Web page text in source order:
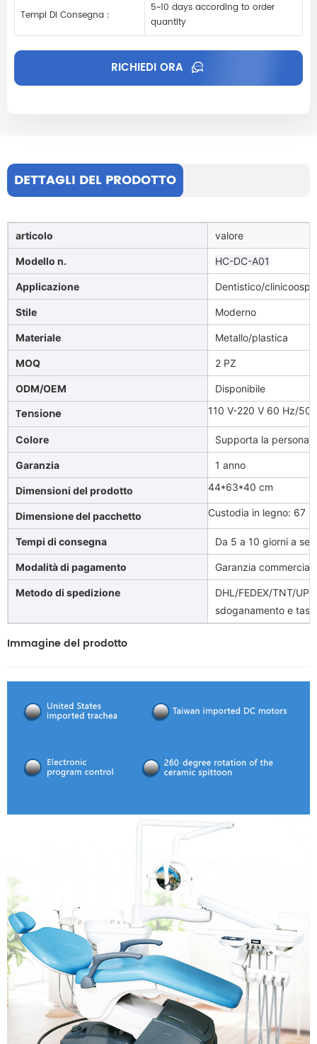
Tempi Di Consegna：
5~10 days according to order
quantity
RICHIEDI ORA
DETTAGLI DEL PRODOTTO
articolo valore
Modello n. HC-DC-A01
Applicazione Dentistico/
Stile Moderno
Materiale Metallo/plastica
MOQ 2 PZ
ODM/OEM Disponibile
Tensione 110 V-220 V 60 Hz/50
Colore Supporta la
Garanzia 1 anno
Dimensioni del prodotto 44*63*40 cm
Dimensione del pacchetto Custodia in legno: 67
Tempi di consegna Da 5 a 10 giorni a
Modalità di pagamento Garanzia
Metodo di spedizione
DHL/FEDEX/TNT/
sdoganamento e
Immagine del prodotto